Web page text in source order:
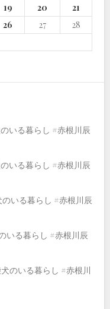
19 20
21
26 27
28
いる暮らし #赤根川辰
いる暮らし #赤根川辰
いる暮らし #赤根川辰
いる暮らし #赤根川辰
のいる暮らし #赤根川